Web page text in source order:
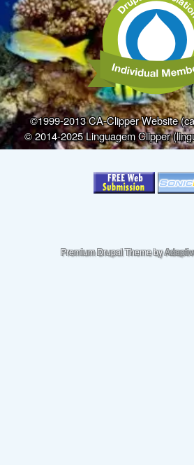
©1999-2013 CA-Clipper Website
© 2014-2025 Linguagem Clipper
Premium Drupal Theme by